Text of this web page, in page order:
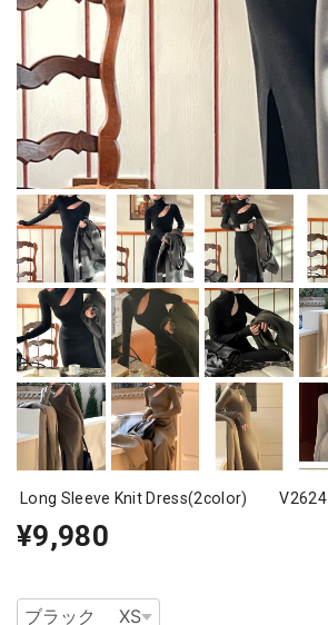
Long Sleeve Knit Dress(2color) V2624
¥9,980